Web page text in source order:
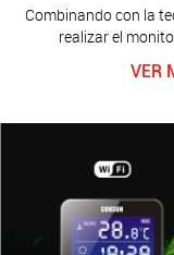
Combinando con la
realizar el
VER